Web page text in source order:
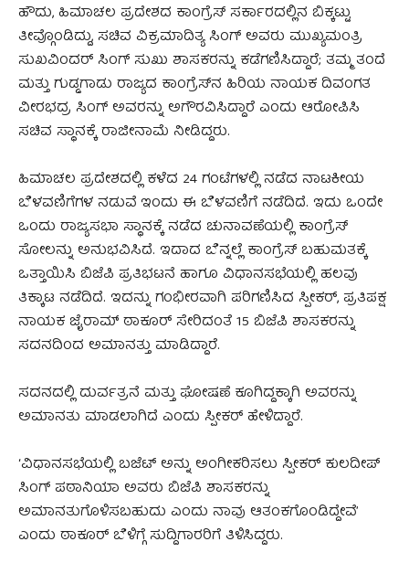
ಹೌದು, ಹಿಮಾಚಲ ಪ್ರದೇಶದ ಕಾಂಗ್ರೆಸ್‌ ಸರ್ಕಾರದಲ್ಲಿನ ಬಿಕ್ಕಟ್ಟು
ತೀವ್ಗೊಂಡಿದ್ದು, ಸಚಿವ ವಿಕ್ರಮಾದಿತ್ಯ ಸಿಂಗ್ ಅವರು ಮುಖ್ಯಮಂತ್ರಿ
ಸುಖವಿಂದರ್ ಸಿಂಗ್ ಸುಖು ಶಾಸಕರನ್ನು ಕಡೆಗಣಿಸಿದ್ದಾರೆ; ತಮ್ಮ ತಂದೆ
ಮತ್ತು ಗುಡ್ಡಗಾಡು ರಾಜ್ಯದ ಕಾಂಗ್ರೆಸ್‌ನ ಹಿರಿಯ ನಾಯಕ ದಿವಂಗತ
ವೀರಭದ್ರ ಸಿಂಗ್ ಅವರನ್ನು ಅಗೌರವಿಸಿದ್ದಾರೆ ಎಂದು ಆರೋಪಿಸಿ
ಸಚಿವ ಸ್ಥಾನಕ್ಕೆ ರಾಜೀನಾಮೆ ನೀಡಿದ್ದರು.
ಹಿಮಾಚಲ ಪ್ರದೇಶದಲ್ಲಿ ಕಳೆದ 24 ಗಂಟೆಗಳಲ್ಲಿ ನಡೆದ ನಾಟಕೀಯ
ಬೆಳವಣಿಗೆಗಳ ನಡುವೆ ಇಂದು ಈ ಬೆಳವಣಿಗೆ ನಡೆದಿದೆ. ಇದು ಒಂದೇ
ಒಂದು ರಾಜ್ಯಸಭಾ ಸ್ಥಾನಕ್ಕೆ ನಡೆದ ಚುನಾವಣೆಯಲ್ಲಿ ಕಾಂಗ್ರೆಸ್
ಸೋಲನ್ನು ಅನುಭವಿಸಿದೆ. ಇದಾದ ಬೆನ್ನಲ್ಲೆ ಕಾಂಗ್ರೆಸ್ ಬಹುಮತಕ್ಕೆ
ಒತ್ತಾಯಿಸಿ ಬಿಜೆಪಿ ಪ್ರತಿಭಟನೆ ಹಾಗೂ ವಿಧಾನಸಭೆಯಲ್ಲಿ ಹಲವು
ತಿಕ್ಕಾಟ ನಡೆದಿದೆ. ಇದನ್ನು ಗಂಭೀರವಾಗಿ ಪರಿಗಣಿಸಿದ ಸ್ಪೀಕರ್, ಪ್ರತಿಪಕ್ಷ
ನಾಯಕ ಜೈರಾಮ್ ಠಾಕೂರ್ ಸೇರಿದಂತೆ 15 ಬಿಜೆಪಿ ಶಾಸಕರನ್ನು
ಸದನದಿಂದ ಅಮಾನತ್ತು ಮಾಡಿದ್ದಾರೆ.
ಸದನದಲ್ಲಿ ದುರ್ವತ್ರನೆ ಮತ್ತು ಘೋಷಣೆ ಕೂಗಿದ್ದಕ್ಕಾಗಿ ಅವರನ್ನು
ಅಮಾನತು ಮಾಡಲಾಗಿದೆ ಎಂದು ಸ್ಪೀಕ‌ರ್ ಹೇಳಿದ್ದಾರೆ.
‘ವಿಧಾನಸಭೆಯಲ್ಲಿ ಬಜೆಟ್ ಅನ್ನು ಅಂಗೀಕರಿಸಲು ಸ್ಪೀಕರ್ ಕುಲದೀಪ್
ಸಿಂಗ್ ಪಠಾನಿಯಾ ಅವರು ಬಿಜೆಪಿ ಶಾಸಕರನ್ನು
ಅಮಾನತುಗೊಳಿಸಬಹುದು ಎಂದು ನಾವು ಆತಂಕಗೊಂಡಿದ್ದೇವೆ’
ಎಂದು ಠಾಕೂರ್ ಬೆಳಿಗ್ಗೆ ಸುದ್ದಿಗಾರರಿಗೆ ತಿಳಿಸಿದ್ದರು.